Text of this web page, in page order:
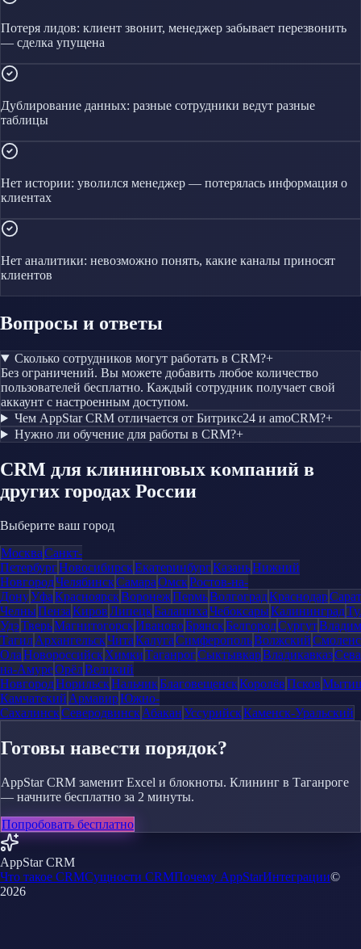
Потеря лидов: клиент звонит, менеджер забывает перезвонить
— сделка упущена
Дублирование данных: разные сотрудники ведут разные
таблицы
Нет истории: уволился менеджер — потерялась информация о
клиентах
Нет аналитики: невозможно понять, какие каналы приносят
клиентов
Вопросы и ответы
Сколько сотрудников могут работать в CRM?+
Без ограничений. Вы можете добавить любое количество
пользователей бесплатно. Каждый сотрудник получает свой
аккаунт с настроенным доступом.
Чем AppStar CRM отличается от Битрикс24 и amoCRM?+
Нужно ли обучение для работы в CRM?+
CRM для клининговых компаний в
других городах России
Выберите ваш город
МоскваСанкт-
ПетербургНовосибирскЕкатеринбургКазаньНижний
НовгородЧелябинскСамараОмскРостов-на-
ДонуУфаКрасноярскВоронежПермьВолгоградКраснодар
ЧелныПензаКировЛипецкБалашихаЧебоксарыКалининград
УдэТверьМагнитогорскИвановоБрянскБелгородСургут
ТагилАрхангельскЧитаКалугаСимферопольВолжский
ОлаНовороссийскХимкиТаганрогСыктывкарВладикавказ
на-АмуреОрёлВеликий
НовгородНорильскНальчикБлаговещенскКоролёвПсков
Камчатский АрмавирЮжно-
СахалинскСеверодвинскАбаканУссурийскКаменск-Уральский
Готовы навести порядок?
AppStar CRM заменит Excel и блокноты. Клининг в Таганроге
— начните бесплатно за 2 минуты.
Попробовать бесплатно
AppStar CRM
Что такое CRMСущности CRMПочему AppStarИнтеграции©
2026